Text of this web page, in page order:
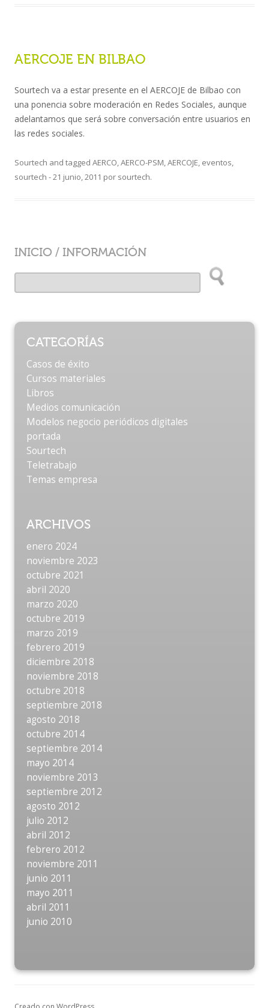
AERCOJE EN BILBAO
Sourtech va a estar presente en el AERCOJE de Bilbao con
una ponencia sobre moderación en Redes Sociales, aunque
adelantamos que será sobre conversación entre usuarios en
las redes sociales.
Sourtech and tagged AERCO,AERCO-PSM,AERCOJE, eventos,
sourtech -21 junio, 2011 por sourtech.
INICIO / INFORMACIÓN
CATEGORÍAS
Casos de éxito
Cursos materiales
Libros
Medios comunicación
Modelos negocio periódicos digitales
portada
Sourtech
Teletrabajo
Temas empresa
ARCHIVOS
enero 2024
noviembre 2023
octubre 2021
abril 2020
marzo 2020
octubre 2019
marzo 2019
febrero 2019
diciembre 2018
noviembre 2018
octubre 2018
septiembre 2018
agosto 2018
octubre 2014
septiembre 2014
mayo 2014
noviembre 2013
septiembre 2012
agosto 2012
julio 2012
abril 2012
febrero 2012
noviembre 2011
junio 2011
mayo 2011
abril 2011
junio 2010